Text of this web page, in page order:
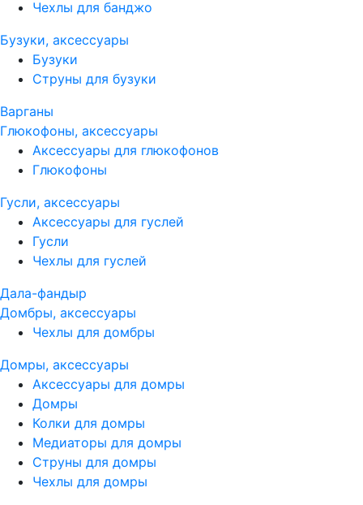
Чехлы для банджо
Бузуки, аксессуары
Бузуки
Струны для бузуки
Варганы
Глюкофоны, аксессуары
Аксессуары для глюкофонов
Глюкофоны
Гусли, аксессуары
Аксессуары для гуслей
Гусли
Чехлы для гуслей
Дала-фандыр
Домбры, аксессуары
Чехлы для домбры
Домры, аксессуары
Аксессуары для домры
Домры
Колки для домры
Медиаторы для домры
Струны для домры
Чехлы для домры